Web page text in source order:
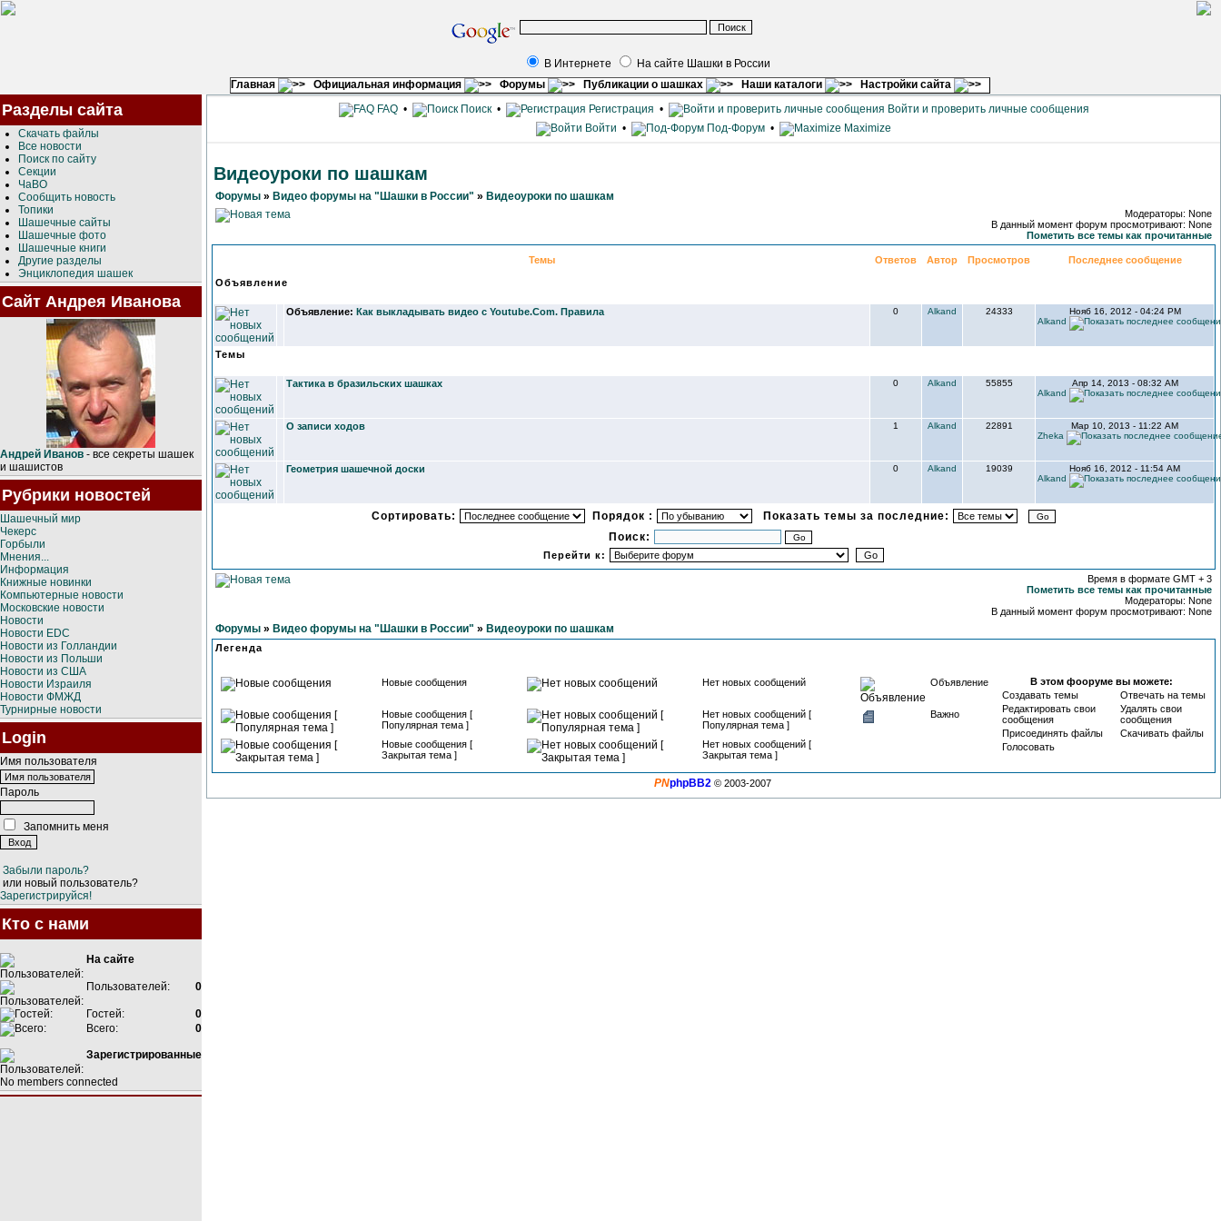
В Интернете
На сайте Шашки в России
Главная
Официальная информация Форумы Публикации о шашках Наши каталоги Настройки сайта
Разделы сайта
Скачать файлы
Все новости
Поиск по сайту
Секции
ЧаВО
Сообщить новость
Топики
Шашечные сайты
Шашечные фото
Шашечные книги
Другие разделы
Энциклопедия шашек
Сайт Андрея Иванова
Андрей Иванов - все секреты шашек
и шашистов
Рубрики новостей
Шашечный мир
Чекерс
Горбыли
Мнения...
Информация
Книжные новинки
Компьютерные новости
Московские новости
Новости
Новости EDC
Новости из Голландии
Новости из Польши
Новости из США
Новости Израиля
Новости ФМЖД
Турнирные новости
Login
Имя пользователя
Пароль
Запомнить меня
Забыли пароль?
или новый пользователь?
Зарегистрируйся!
Кто с нами
На сайте
Пользователей: 0
Гостей:
0
Всего:
0
Зарегистрированные
No members connected
FAQ• Поиск• Регистрация •
Войти и проверить личные сообщения
Войти • Под-Форум • Maximize
Видеоуроки по шашкам
Форумы » Видео форумы на "Шашки в России" » Видеоуроки по шашкам
Модераторы: None
В данный момент форум просмотривают: None
Пометить все темы как прочитанные
Темы Ответов Автор Просмотров Последнее сообщение
Объявление
Объявление: Как выкладывать видео с Youtube.Com. Правила 0 Alkand 24333
Нояб 16, 2012 - 04:24 PM
Alkand
Темы
Тактика в бразильских шашках 0 Alkand 55855
Апр 14, 2013 - 08:32 AM
Alkand
О записи ходов 1 Alkand 22891
Мар 10, 2013 - 11:22 AM
Zheka
Геометрия шашечной доски 0 Alkand 19039
Нояб 16, 2012 - 11:54 AM
Alkand
Сортировать: Порядок :
Показать темы за последние:
Поиск:
Перейти к:
Время в формате GMT + 3
Пометить все темы как прочитанные
Модераторы: None
В данный момент форум просмотривают: None
Форумы » Видео форумы на "Шашки в России" » Видеоуроки по шашкам
Легенда
Новые сообщения Нет новых сообщений Объявление
Новые сообщения [
Популярная тема ]
Нет новых сообщений [
Популярная тема ]
Важно
Новые сообщения [
Закрытая тема ]
Нет новых сообщений [
Закрытая тема ]
В этом фооруме вы можете:
Создавать темы
Отвечать на темы
Редактировать свои
сообщения
Удалять свои
сообщения
Присоединять файлы
Скачивать файлы
Голосовать
PNphpBB2 © 2003-2007